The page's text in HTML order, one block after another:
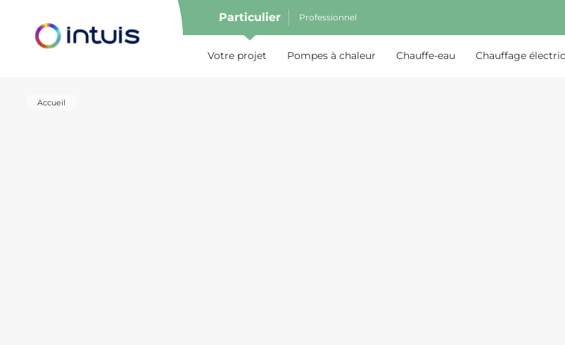
Particulier Professionnel
Votre projet Pompes à chaleur Chauffe-eau Chauffage
menu
Accueil